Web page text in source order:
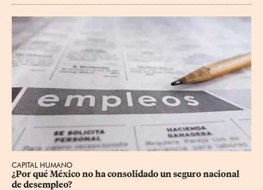
CAPITAL HUMANO
¿Por qué México no ha consolidado un seguro nacional
de desempleo?